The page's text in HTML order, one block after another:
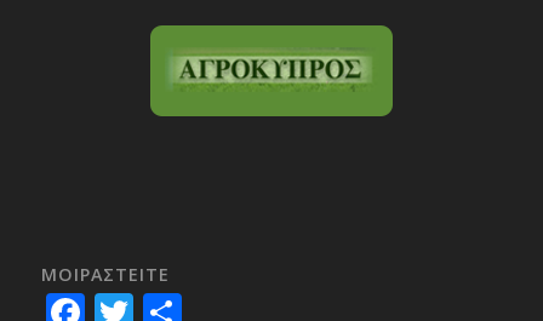
ΜΟΙΡΑΣTEITE